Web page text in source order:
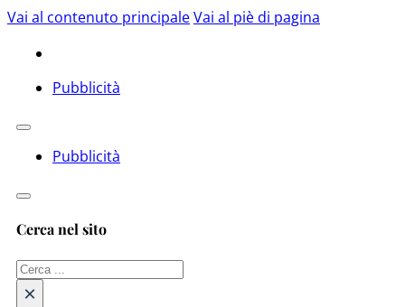
Vai al contenuto principaleVai al piè di pagina
Pubblicità
Pubblicità
Cerca nel sito
Cerca
×